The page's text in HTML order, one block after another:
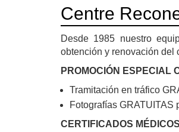
Centre
Desde 1985 nuestro
obtención y renovación del
PROMOCIÓN ESPECIAL
Tramitación en tráfico
Fotografías GRATUITAS
CERTIFICADOS